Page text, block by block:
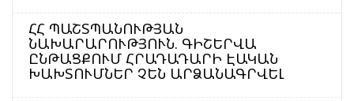
ՀՀ ՊԱՇՏՊԱՆՈՒԹՅԱՆ
ՆԱԽԱՐԱՐՈՒԹՅՈՒՆ. ԳԻՇԵՐՎԱ
ԸՆԹԱՑՔՈՒՄ ՀՐԱԴԱԴԱՐԻ ԷԱԿԱՆ
ԽԱԽՏՈՒՄՆԵՐ ՉԵՆ ԱՐՁԱՆԱԳՐՎԵԼ